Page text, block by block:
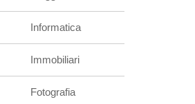
Informatica
Immobiliari
Fotografia